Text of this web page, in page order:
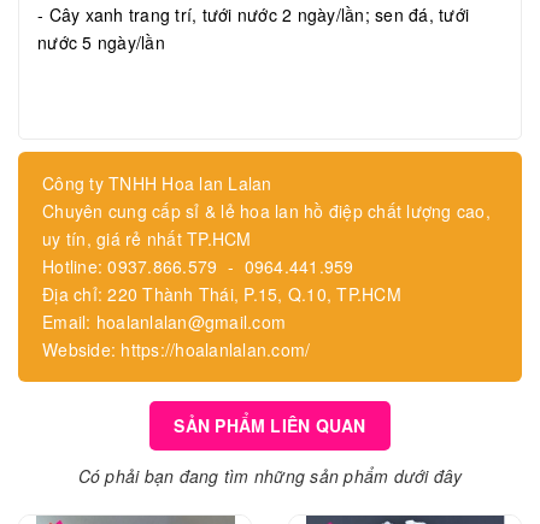
- Cây xanh trang trí, tưới nước 2 ngày/lần; sen đá, tưới
nước 5 ngày/lần
Công ty TNHH Hoa lan Lalan
Chuyên cung cấp sỉ & lẻ hoa lan hồ điệp chất lượng cao,
uy tín, giá rẻ nhất TP.HCM
Hotline: 0937.866.579 - 0964.441.959
Địa chỉ: 220 Thành Thái, P.15, Q.10, TP.HCM
Email: hoalanlalan@gmail.com
Webside: https://hoalanlalan.com/
SẢN PHẨM LIÊN QUAN
Có phải bạn đang tìm những sản phẩm dưới đây